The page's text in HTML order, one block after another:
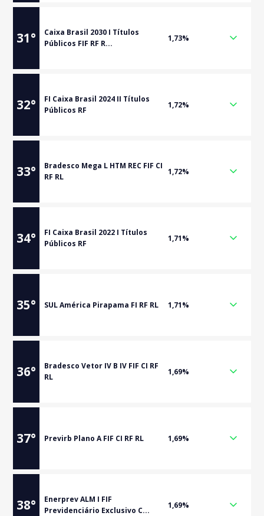
31°
Caixa Brasil 2030 I Títulos
Públicos FIF RF R...
1,73%
32°
FI Caixa Brasil 2024 II Títulos
Públicos RF
1,72%
33°
Bradesco Mega L HTM REC FIF CI
RF RL
1,72%
34°
FI Caixa Brasil 2022 I Títulos
Públicos RF
1,71%
35° SUL América Pirapama FI RF RL 1,71%
36°
Bradesco Vetor IV B IV FIF CI RF
RL
1,69%
37° Previrb Plano A FIF CI RF RL 1,69%
38°
Enerprev ALM I FIF
Previdenciário Exclusivo C...
1,69%